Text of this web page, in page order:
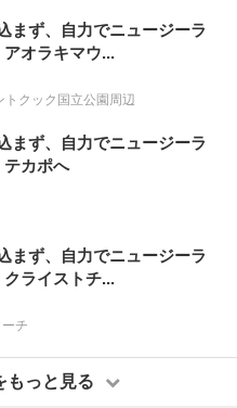
まず、自力でニュージーラ
オラキマウ...
トクック国立公園周辺
まず、自力でニュージーラ
カポへ
まず、自力でニュージーラ
ライストチ...
チ
もっと見る